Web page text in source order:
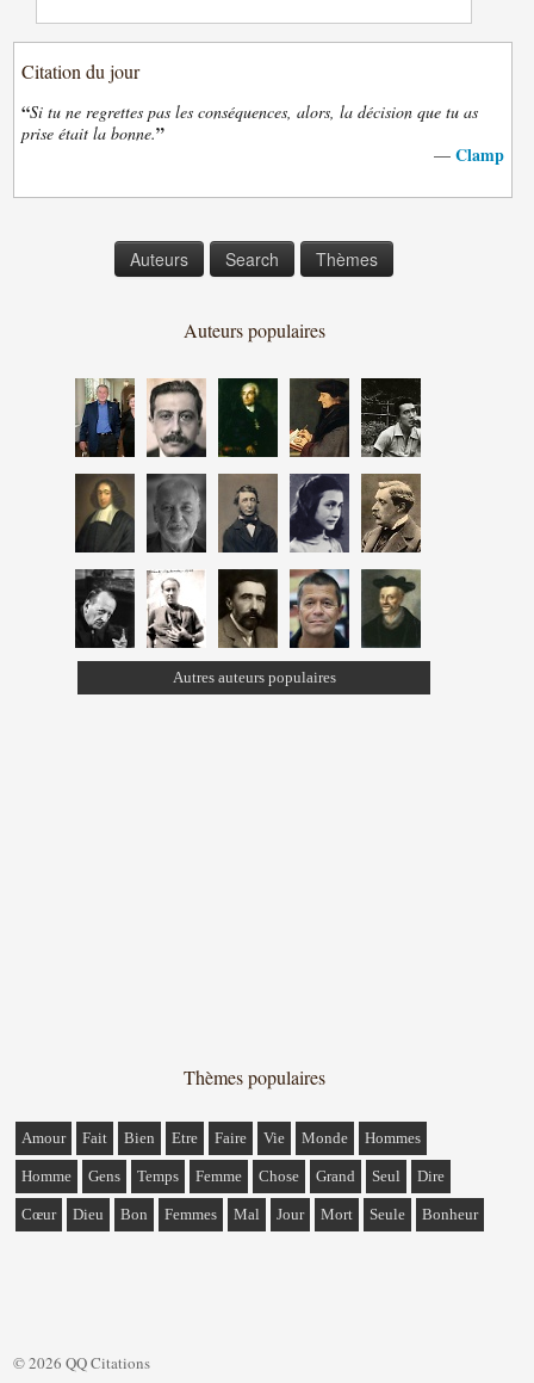
Citation du jour
“Si tu ne regrettes pas les conséquences, alors, la décision que tu as
prise était la bonne.”
— Clamp
Auteurs Search Thèmes
Auteurs populaires
Autres auteurs populaires
Thèmes populaires
Amour Fait Bien Etre Faire Vie Monde Hommes
Homme Gens Temps Femme Chose Grand Seul Dire
Cœur Dieu Bon Femmes Mal Jour Mort Seule Bonheur
© 2026 QQ Citations